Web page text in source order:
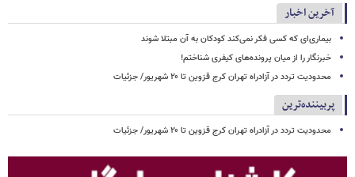
آخرین اخبار
بیماری‌ای که کسی فکر نمی‌کند کودکان به آن مبتلا شوند
خبرنگار را از میان پرونده‌های کیفری شناختم!
محدودیت تردد در آزادراه تهران کرج قزوین تا ۲۰ شهریور/ جزئیات
پربیننده‌ترین
محدودیت تردد در آزادراه تهران کرج قزوین تا ۲۰ شهریور/ جزئیات